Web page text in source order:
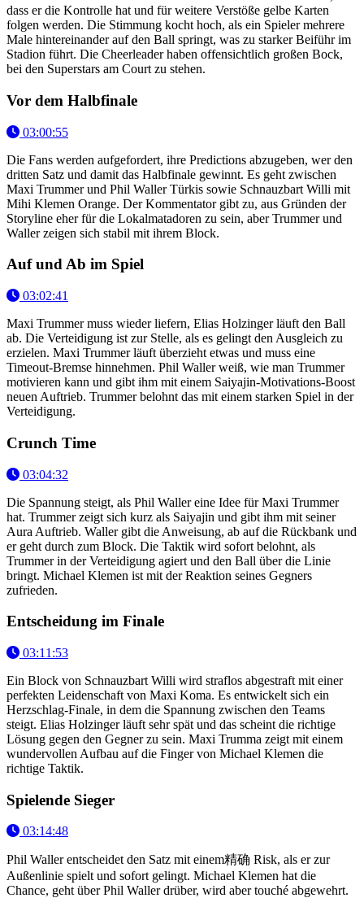
dass er die Kontrolle hat und für weitere Verstöße gelbe Karten
folgen werden. Die Stimmung kocht hoch, als ein Spieler mehrere
Male hintereinander auf den Ball springt, was zu starker Beiführ im
Stadion führt. Die Cheerleader haben offensichtlich großen Bock,
bei den Superstars am Court zu stehen.
Vor dem Halbfinale
03:00:55
Die Fans werden aufgefordert, ihre Predictions abzugeben, wer den
dritten Satz und damit das Halbfinale gewinnt. Es geht zwischen
Maxi Trummer und Phil Waller Türkis sowie Schnauzbart Willi mit
Mihi Klemen Orange. Der Kommentator gibt zu, aus Gründen der
Storyline eher für die Lokalmatadoren zu sein, aber Trummer und
Waller zeigen sich stabil mit ihrem Block.
Auf und Ab im Spiel
03:02:41
Maxi Trummer muss wieder liefern, Elias Holzinger läuft den Ball
ab. Die Verteidigung ist zur Stelle, als es gelingt den Ausgleich zu
erzielen. Maxi Trummer läuft überzieht etwas und muss eine
Timeout-Bremse hinnehmen. Phil Waller weiß, wie man Trummer
motivieren kann und gibt ihm mit einem Saiyajin-Motivations-Boost
neuen Auftrieb. Trummer belohnt das mit einem starken Spiel in der
Verteidigung.
Crunch Time
03:04:32
Die Spannung steigt, als Phil Waller eine Idee für Maxi Trummer
hat. Trummer zeigt sich kurz als Saiyajin und gibt ihm mit seiner
Aura Auftrieb. Waller gibt die Anweisung, ab auf die Rückbank und
er geht durch zum Block. Die Taktik wird sofort belohnt, als
Trummer in der Verteidigung agiert und den Ball über die Linie
bringt. Michael Klemen ist mit der Reaktion seines Gegners
zufrieden.
Entscheidung im Finale
03:11:53
Ein Block von Schnauzbart Willi wird straflos abgestraft mit einer
perfekten Leidenschaft von Maxi Koma. Es entwickelt sich ein
Herzschlag-Finale, in dem die Spannung zwischen den Teams
steigt. Elias Holzinger läuft sehr spät und das scheint die richtige
Lösung gegen den Gegner zu sein. Maxi Trumma zeigt mit einem
wundervollen Aufbau auf die Finger von Michael Klemen die
richtige Taktik.
Spielende Sieger
03:14:48
Phil Waller entscheidet den Satz mit einem精确 Risk, als er zur
Außenlinie spielt und sofort gelingt. Michael Klemen hat die
Chance, geht über Phil Waller drüber, wird aber touché abgewehrt.